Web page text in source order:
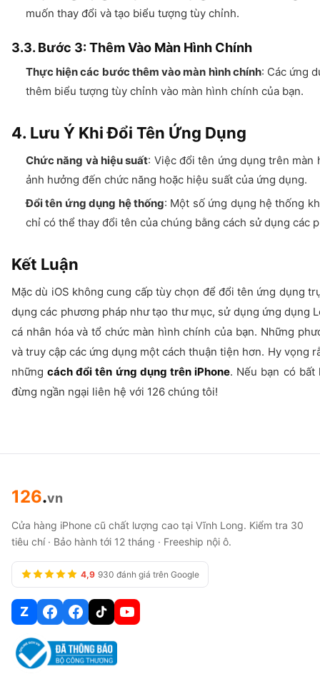
muốn thay đổi và tạo biểu tượng tùy chỉnh.
3.3. Bước 3: Thêm Vào Màn Hình Chính
Thực hiện các bước thêm vào màn hình chính: Các ứng
thêm biểu tượng tùy chỉnh vào màn hình chính của bạn.
4. Lưu Ý Khi Đổi Tên Ứng Dụng
Chức năng và hiệu suất: Việc đổi tên ứng dụng trên
ảnh hưởng đến chức năng hoặc hiệu suất của ứng dụng.
Đổi tên ứng dụng hệ thống: Một số ứng dụng hệ thống
chỉ có thể thay đổi tên của chúng bằng cách sử dụng các
Kết Luận
Mặc dù iOS không cung cấp tùy chọn để đổi tên ứng dụng
dụng các phương pháp như tạo thư mục, sử dụng ứng dụng
cá nhân hóa và tổ chức màn hình chính của bạn. Những
và truy cập các ứng dụng một cách thuận tiện hơn. Hy vọng
nhữngcách đổi tên ứng dụng trên iPhone. Nếu bạn có
đừng ngần ngại liên hệ với 126 chúng tôi!
126.vn
Cửa hàng iPhone cũ chất lượng cao tại Vĩnh Long. Kiểm tra 30
tiêu chí · Bảo hành tới 12 tháng · Freeship nội ô.
4,9 930 đánh giá trên Google
Z